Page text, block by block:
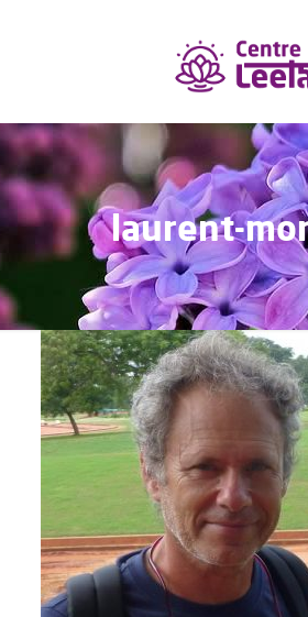
laurent-